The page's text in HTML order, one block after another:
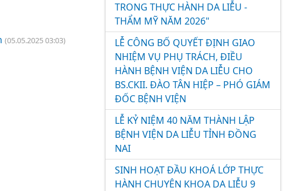
(05.05.2025 03:03)
TRONG THỰC HÀNH DA LIỄU -
THẨM MỸ NĂM 2026"
LỄ CÔNG BỐ QUYẾT ĐỊNH GIAO
NHIỆM VỤ PHỤ TRÁCH, ĐIỀU
HÀNH BỆNH VIỆN DA LIỄU CHO
BS.CKII. ĐÀO TÂN HIỆP – PHÓ GIÁM
ĐỐC BỆNH VIỆN
LỄ KỶ NIỆM 40 NĂM THÀNH LẬP
BỆNH VIỆN DA LIỄU TỈNH ĐỒNG
NAI
SINH HOẠT ĐẦU KHOÁ LỚP THỰC
HÀNH CHUYÊN KHOA DA LIỄU 9